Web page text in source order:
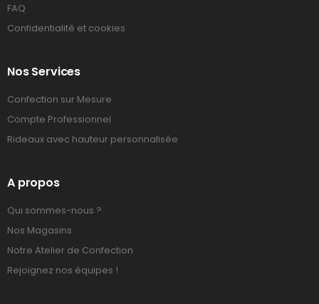
FAQ
Confidentialité et cookies
Nos Services
Confection sur Mesure
Compte Professionnel
Rideaux avec hauteur personnalisée
A propos
Qui sommes-nous ?
Nos Magasins
Notre Atelier de Confection
Rejoignez nos équipes !